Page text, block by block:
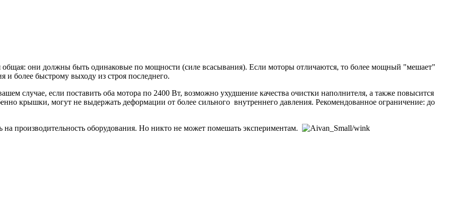
общая: они должны быть одинаковые по мощности (силе всасывания). Если моторы отличаются, то более мощный "мешает"
более быстрому выходу из строя последнего.
случае, если поставить оба мотора по 2400 Вт, возможно ухудшение качества очистки наполнителя, а также повысится
крышки, могут не выдержать деформации от более сильного внутреннего давления. Рекомендованное ограничение: до
производительность оборудования. Но никто не может помешать экспериментам.